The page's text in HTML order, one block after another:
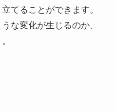
てることができます。
な変化が生じるのか、